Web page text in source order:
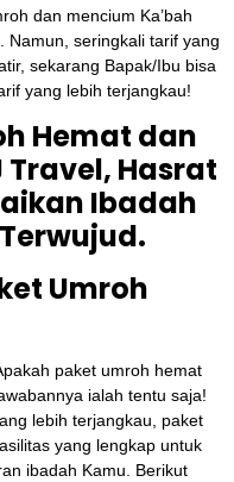
dan mencium Ka’bah
Namun, seringkali tarif yang
sekarang Bapak/Ibu bisa
yang lebih terjangkau!
Hemat dan
Travel, Hasrat
Ibadah
Umroh
paket umroh hemat
ialah tentu saja!
lebih terjangkau, paket
yang lengkap untuk
ibadah Kamu. Berikut